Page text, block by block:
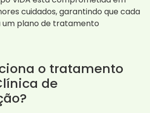
cuidados, garantindo que cada
plano de tratamento
o tratamento
de